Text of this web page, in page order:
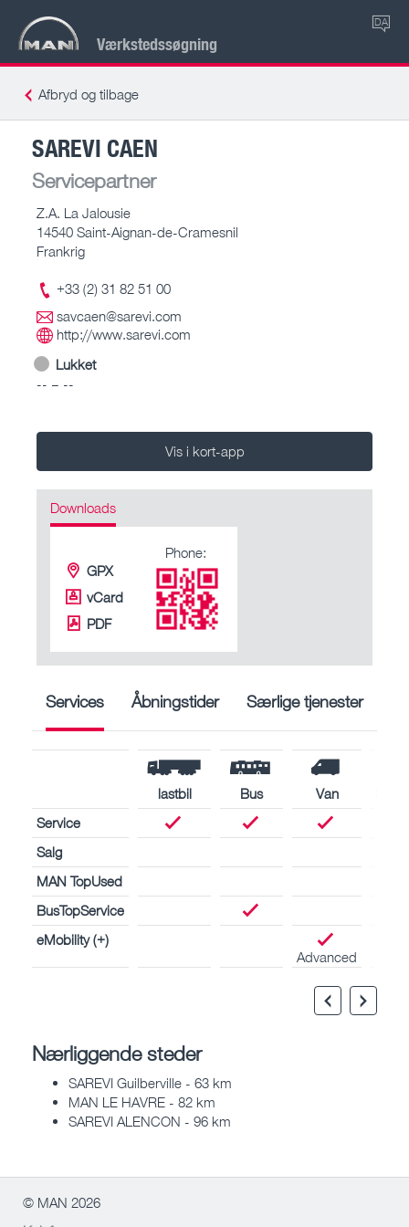
Værkstedssøgning
DA
Afbryd og tilbage
SAREVI CAEN
Servicepartner
Z.A. La Jalousie
14540 Saint-Aignan-de-Cramesnil
Frankrig
+33 (2) 31 82 51 00
savcaen@sarevi.com
http://www.sarevi.com
Lukket
-- – --
Vis i kort-app
Downloads
GPX
vCard
PDF
Phone:
Services Åbningstider Særlige tjenester
lastbil Bus Van
Service
Salg
MAN TopUsed
BusTopService
eMobility (+)
Advanced
Nærliggende steder
SAREVI Guilberville - 63 km
MAN LE HAVRE - 82 km
SAREVI ALENCON - 96 km
© MAN 2026